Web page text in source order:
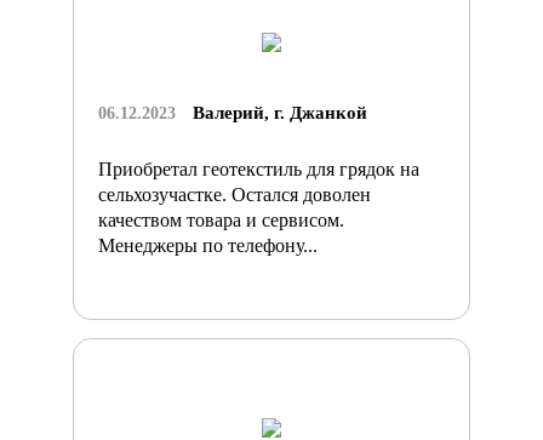
06.12.2023 Валерий, г. Джанкой
Приобретал геотекстиль для грядок на
сельхозучастке. Остался доволен
качеством товара и сервисом.
Менеджеры по телефону...